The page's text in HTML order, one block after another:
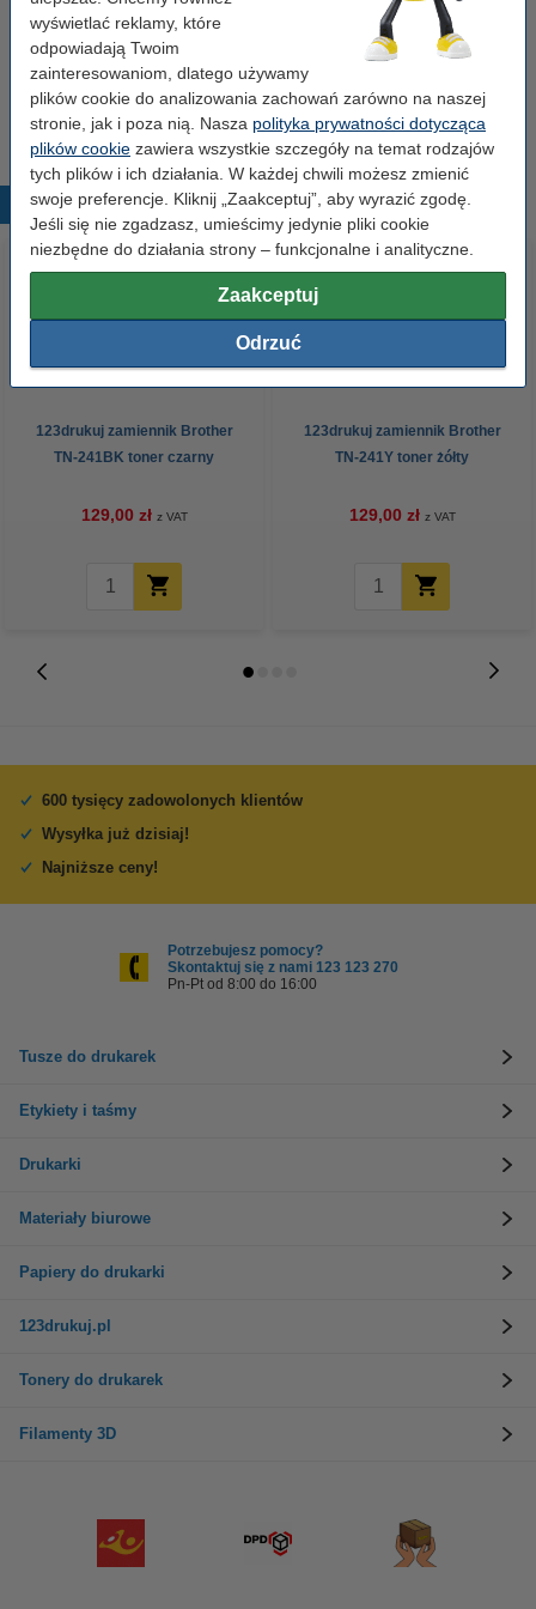
wyświetlać reklamy, które
odpowiadają Twoim
zainteresowaniom, dlatego używamy
plików cookie do analizowania zachowań zarówno na naszej
stronie, jak i poza nią. Nasza polityka prywatności dotycząca
plików cookie zawiera wszystkie szczegóły na temat rodzajów
tych plików i ich działania. W każdej chwili możesz zmienić
swoje preferencje. Kliknij „Zaakceptuj”, aby wyrazić zgodę.
Jeśli się nie zgadzasz, umieścimy jedynie pliki cookie
niezbędne do działania strony – funkcjonalne i analityczne.
Zaakceptuj
Odrzuć
Zamów czarny
123drukuj zamiennik Brother TN-241BK toner
czarny
129,00 zł
Popularne produkty
123drukuj zamiennik Brother
TN-241BK toner czarny
129,00 zł z VAT
123drukuj zamiennik Brother
TN-241Y toner żółty
129,00 zł z VAT
600 tysięcy zadowolonych klientów
Wysyłka już dzisiaj!
Najniższe ceny!
Potrzebujesz pomocy?
Skontaktuj się z nami 123 123 270
Pn-Pt od 8:00 do 16:00
Tusze do drukarek
Etykiety i taśmy
Drukarki
Materiały biurowe
Papiery do drukarki
123drukuj.pl
Tonery do drukarek
Filamenty 3D